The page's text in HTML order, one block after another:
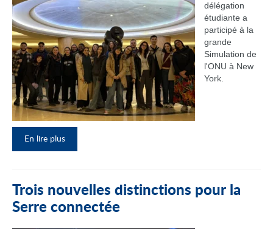
délégation
étudiante a
participé à la
grande
Simulation de
l'ONU à New
York.
En lire plus
Trois nouvelles distinctions pour la
Serre connectée